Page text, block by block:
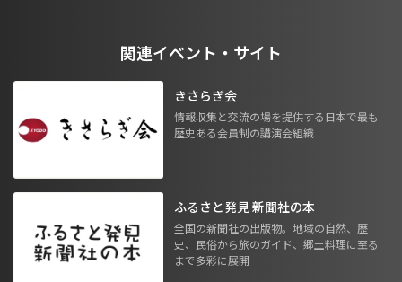
関連イベント・サイト
きさらぎ会
情報収集と交流の場を提供する日本で最も
歴史ある会員制の講演会組織
ふるさと発見 新聞社の本
全国の新聞社の出版物。地域の自然、歴
史、民俗から旅のガイド、郷土料理に至る
まで多彩に展開